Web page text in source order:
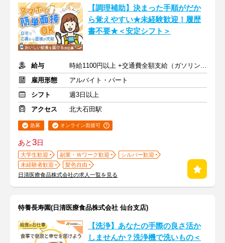
【調理補助】決まった手順がだか
ら覚えやすい★未経験歓迎！履歴
書不要★＜安定シフト＞
給与
時給1100円以上 +交通費全額支給（ガソリン代も支給）
雇用形態
アルバイト・パート
シフト
週3日以上
アクセス
北大石田駅
急募 オンライン面接可
あと3日
大学生歓迎 副業・Ｗワーク歓迎
シルバー歓迎
未経験者歓迎
髪色自由
日清医療食品株式会社の求人一覧を見る
特養長寿園(日清医療食品株式会社 仙台支店)
【洗浄】あなたの手際の良さ活か
しませんか？洗浄機で洗いもの＜